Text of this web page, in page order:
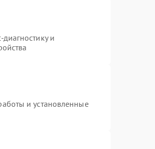
и
и установленные